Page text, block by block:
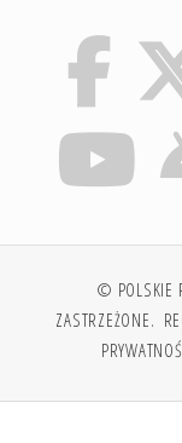
© POLSKIE
ZASTRZEŻONE.